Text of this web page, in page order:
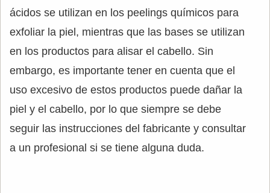
ácidos se utilizan en los peelings químicos para
exfoliar la piel, mientras que las bases se utilizan
en los productos para alisar el cabello. Sin
embargo, es importante tener en cuenta que el
uso excesivo de estos productos puede dañar la
piel y el cabello, por lo que siempre se debe
seguir las instrucciones del fabricante y consultar
a un profesional si se tiene alguna duda.